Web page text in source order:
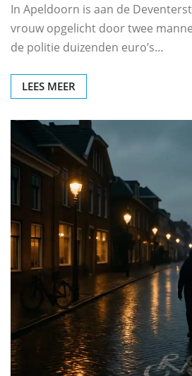
In Apeldoorn is aan de
vrouw opgelicht door twee
de politie duizenden euro’s…
LEES MEER